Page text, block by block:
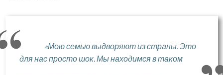
«Мою семью выдворяют из страны. Это
для нас просто шок. Мы находимся в таком